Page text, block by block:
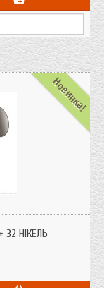
Новинка!
Kale один з
32 НІКЕЛЬ